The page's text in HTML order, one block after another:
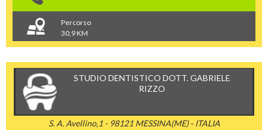
Percorso
30,9 KM
STUDIO DENTISTICO DOTT. GABRIELE
RIZZO
S. A. Avellino,1 - 98121 MESSINA(ME) - ITALIA